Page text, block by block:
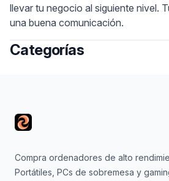
llevar tu negocio al siguiente nivel.
una buena comunicación.
Categorías
Compra ordenadores de alto
Portátiles, PCs de sobremesa y